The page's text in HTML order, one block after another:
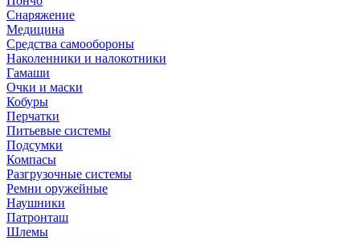
Снаряжение
Медицина
Средства самообороны
Наколенники и налокотники
Гамаши
Очки и маски
Кобуры
Перчатки
Питьевые системы
Подсумки
Компасы
Разгрузочные системы
Ремни оружейные
Наушники
Патронташ
Шлемы